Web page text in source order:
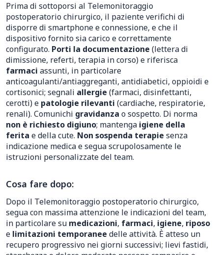
Prima di sottoporsi al Telemonitoraggio
postoperatorio chirurgico, il paziente verifichi di
disporre di smartphone e connessione, e che il
dispositivo fornito sia carico e correttamente
configurato. Porti la documentazione (lettera di
dimissione, referti, terapia in corso) e riferisca
farmaci assunti, in particolare
anticoagulanti/antiaggreganti, antidiabetici, oppioidi e
cortisonici; segnali allergie (farmaci, disinfettanti,
cerotti) e patologie rilevanti (cardiache, respiratorie,
renali). Comunichi gravidanza o sospetto. Di norma
non è richiesto digiuno; mantenga igiene della
ferita e della cute. Non sospenda terapie senza
indicazione medica e segua scrupolosamente le
istruzioni personalizzate del team.
Cosa fare dopo:
Dopo il Telemonitoraggio postoperatorio chirurgico,
segua con massima attenzione le indicazioni del team,
in particolare su medicazioni, farmaci, igiene, riposo
e limitazioni temporanee delle attività. È atteso un
recupero progressivo nei giorni successivi; lievi fastidi,